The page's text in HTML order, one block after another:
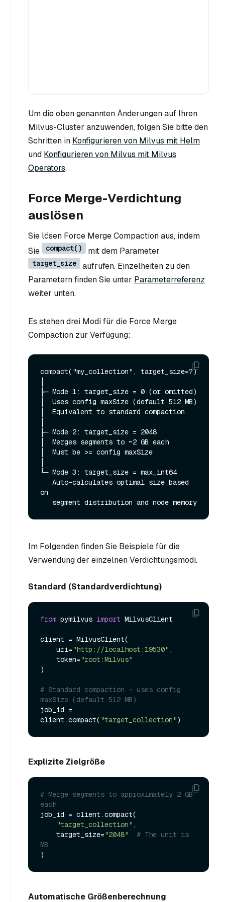
Um die oben genannten Änderungen auf Ihren
Milvus-Cluster anzuwenden, folgen Sie bitte den
Schritten in Konfigurieren von Milvus mit Helm
und Konfigurieren von Milvus mit Milvus
Operators.
Force Merge-Verdichtung
auslösen
Sie lösen Force Merge Compaction aus, indem
Sie
compact() mit dem Parameter
target_size
aufrufen. Einzelheiten zu den
Parametern finden Sie unter Parameterreferenz
weiter unten.
Es stehen drei Modi für die Force Merge
Compaction zur Verfügung:
compact("my_collection", target_size=?)
├─ Mode 1: target_size = 0 (or omitted)
│  Uses config maxSize (default 512 MB)
│  Equivalent to standard compaction
├─ Mode 2: target_size = 2048
│  Merges segments to ~2 GB each
│  Must be >= config maxSize
└─ Mode 3: target_size = max_int64
on
Im Folgenden finden Sie Beispiele für die
Verwendung der einzelnen Verdichtungsmodi.
Standard (Standardverdichtung)
from pymilvus import MilvusClient
client = MilvusClient(
    uri=
"http://localhost:19530" ,
    token=
"root:Milvus"
)
# Standard compaction — uses config
maxSize (default 512 MB)
job_id =
client.compact( "target_collection"
Explizite Zielgröße
# Merge segments to approximately 2 GB
each
job_id = client.compact(
"target_collection" ,
    target_size=
"2048"
# The unit is
MB
Automatische Größenberechnung